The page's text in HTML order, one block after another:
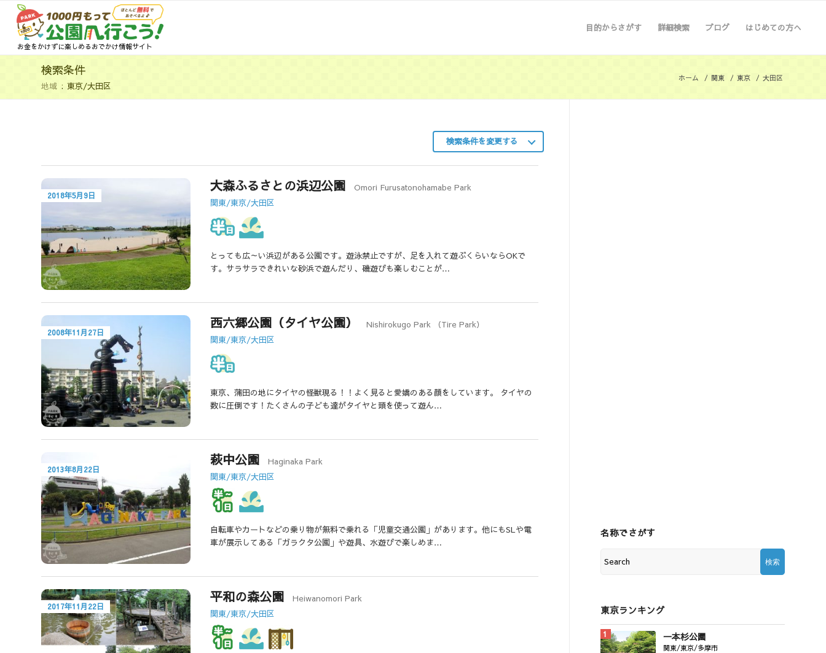
お金をかけずに楽しめるおでかけ情報サイト
目的からさがす 詳細検索 ブログ はじめての方へ
検索条件
地域 東京/大田区
ホーム / 関東 / 東京 / 大田区
検索条件を変更する
2018年5月9日
大森ふるさとの浜辺公園
Omori Furusatonohamabe Park
関東/東京/大田区
とっても広～い浜辺がある公園です。遊泳禁止ですが、足を入れて遊ぶくらいならOKで
す。サラサラできれいな砂浜で遊んだり、磯遊びも楽しむことが…
2008年11月27日
西六郷公園（タイヤ公園）
Nishirokugo Park （Tire Park）
関東/東京/大田区
東京、蒲田の地にタイヤの怪獣現る！！よく見ると愛嬌のある顔をしています。 タイヤの
数に圧倒です！たくさんの子ども達がタイヤと頭を使って遊ん…
2013年8月22日
萩中公園
Haginaka Park
関東/東京/大田区
自転車やカートなどの乗り物が無料で乗れる「児童交通公園」があります。他にもSLや電
車が展示してある「ガラクタ公園」や遊具、水遊びで楽しめま…
2017年11月22日
平和の森公園
Heiwanomori Park
関東/東京/大田区
名称でさがす
東京ランキング
一本杉公園
関東/東京/多摩市